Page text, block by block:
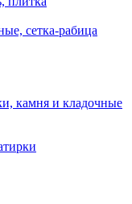
сетка-рабица
камня и кладочные